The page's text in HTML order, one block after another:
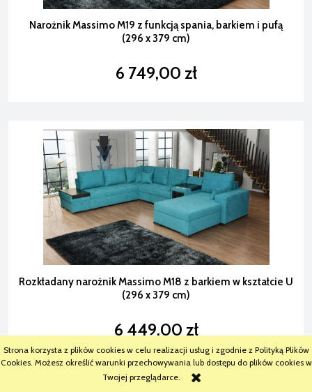
Strona korzysta z plików cookies w celu realizacji usług i zgodnie z Polityką Plików
Cookies. Możesz określić warunki przechowywania lub dostępu do plików cookies w
Twojej przeglądarce.
Narożnik Massimo M19 z funkcją spania, barkiem i pufą
(296 x 379 cm)
6 749,00 zł
Rozkładany narożnik Massimo M18 z barkiem w kształcie U
(296 x 379 cm)
6 449,00 zł